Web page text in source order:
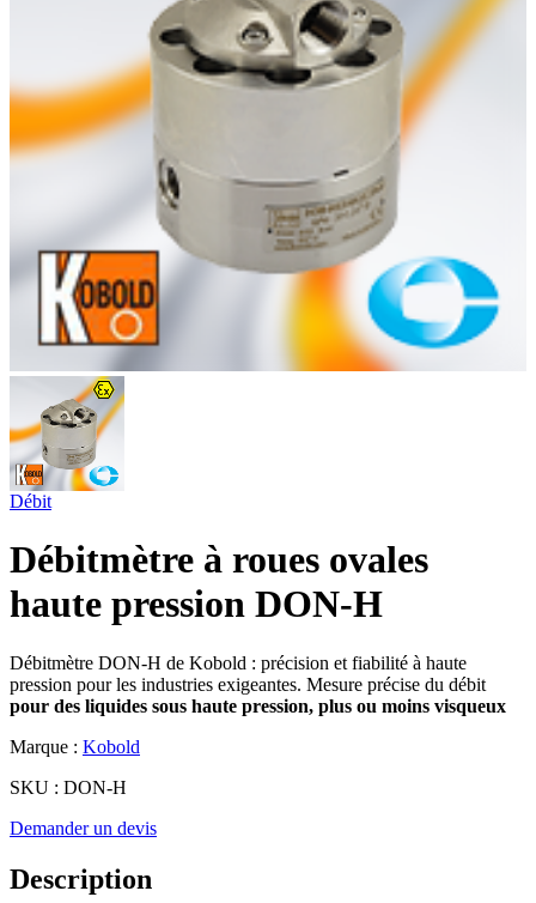
Débit
Débitmètre à roues ovales
haute pression DON-H
Débitmètre DON-H de Kobold : précision et fiabilité à haute
pression pour les industries exigeantes. Mesure précise du débit
pour des liquides sous haute pression, plus ou moins visqueux
Marque : Kobold
SKU : DON-H
Demander un devis
Description